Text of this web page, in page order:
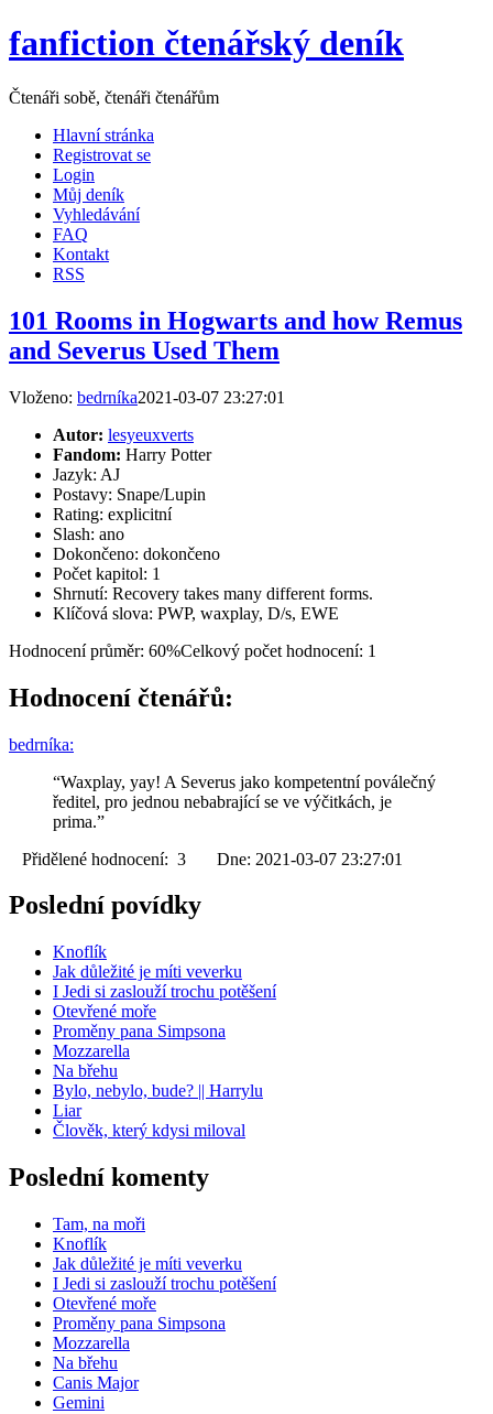
fanfiction čtenářský deník
Čtenáři sobě, čtenáři čtenářům
Hlavní stránka
Registrovat se
Login
Můj deník
Vyhledávání
FAQ
Kontakt
RSS
101 Rooms in Hogwarts and how Remus
and Severus Used Them
Vloženo: bedrníka2021-03-07 23:27:01
Autor: lesyeuxverts
Fandom: Harry Potter
Jazyk: AJ
Postavy: Snape/Lupin
Rating: explicitní
Slash: ano
Dokončeno: dokončeno
Počet kapitol: 1
Shrnutí: Recovery takes many different forms.
Klíčová slova: PWP, waxplay, D/s, EWE
Hodnocení průměr: 60%Celkový počet hodnocení: 1
Hodnocení čtenářů:
bedrníka:
“Waxplay, yay! A Severus jako kompetentní poválečný
ředitel, pro jednou nebabrající se ve výčitkách, je
prima.”
Přidělené hodnocení: 3 Dne: 2021-03-07 23:27:01
Poslední povídky
Knoflík
Jak důležité je míti veverku
I Jedi si zaslouží trochu potěšení
Otevřené moře
Proměny pana Simpsona
Mozzarella
Na břehu
Bylo, nebylo, bude? || Harrylu
Liar
Člověk, který kdysi miloval
Poslední komenty
Tam, na moři
Knoflík
Jak důležité je míti veverku
I Jedi si zaslouží trochu potěšení
Otevřené moře
Proměny pana Simpsona
Mozzarella
Na břehu
Canis Major
Gemini